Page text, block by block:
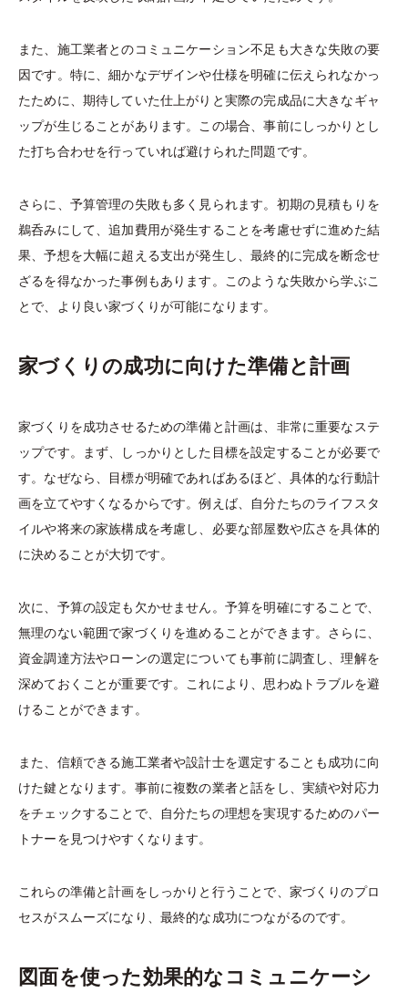
また、施工業者とのコミュニケーション不足も大きな失敗の要
因です。特に、細かなデザインや仕様を明確に伝えられなかっ
たために、期待していた仕上がりと実際の完成品に大きなギャ
ップが生じることがあります。この場合、事前にしっかりとし
た打ち合わせを行っていれば避けられた問題です。
さらに、予算管理の失敗も多く見られます。初期の見積もりを
鵜呑みにして、追加費用が発生することを考慮せずに進めた結
果、予想を大幅に超える支出が発生し、最終的に完成を断念せ
ざるを得なかった事例もあります。このような失敗から学ぶこ
とで、より良い家づくりが可能になります。
家づくりの成功に向けた準備と計画
家づくりを成功させるための準備と計画は、非常に重要なステ
ップです。まず、しっかりとした目標を設定することが必要で
す。なぜなら、目標が明確であればあるほど、具体的な行動計
画を立てやすくなるからです。例えば、自分たちのライフスタ
イルや将来の家族構成を考慮し、必要な部屋数や広さを具体的
に決めることが大切です。
次に、予算の設定も欠かせません。予算を明確にすることで、
無理のない範囲で家づくりを進めることができます。さらに、
資金調達方法やローンの選定についても事前に調査し、理解を
深めておくことが重要です。これにより、思わぬトラブルを避
けることができます。
また、信頼できる施工業者や設計士を選定することも成功に向
けた鍵となります。事前に複数の業者と話をし、実績や対応力
をチェックすることで、自分たちの理想を実現するためのパー
トナーを見つけやすくなります。
これらの準備と計画をしっかりと行うことで、家づくりのプロ
セスがスムーズになり、最終的な成功につながるのです。
図面を使った効果的なコミュニケーシ